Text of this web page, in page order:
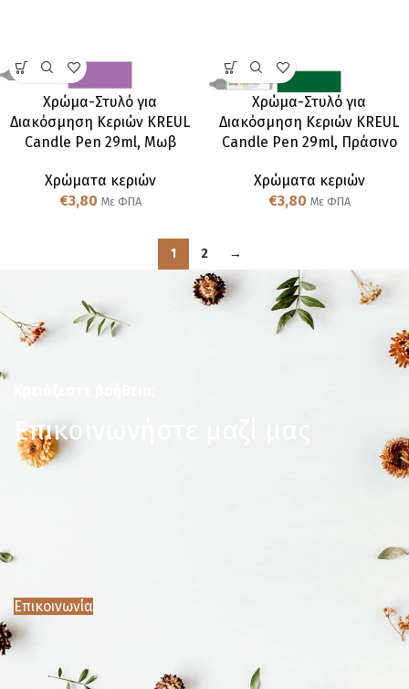
Χρώμα-Στυλό για
Διακόσμηση Κεριών KREUL
Candle Pen 29ml, Μωβ
Χρώματα κεριών
€3,80 Με ΦΠΑ
Χρώμα-Στυλό για
Διακόσμηση Κεριών KREUL
Candle Pen 29ml, Πράσινο
Χρώματα κεριών
€3,80 Με ΦΠΑ
1 2 →
Επικοινωνήστε μαζί μας
Επικοινωνία